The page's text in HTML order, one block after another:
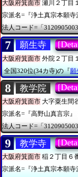
大阪府箕面市 瀬川２丁目
宗派名=『浄土真宗本願寺
法人コード=「
7 願生寺
大阪府箕面市 外院２丁目
全国320位(34カ寺)の『願
8 教学院
大阪府箕面市 大字粟生間
宗派名=『高野山真言宗』
法人コード=「
9 教学寺
大阪府箕面市 稲２丁目６
宗派名=『浄土真宗本願寺